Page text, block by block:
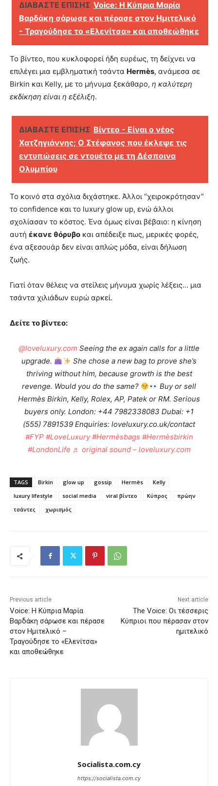
ΔΙΑΒΑΣΤΕ ΕΠΙΣΗΣ Voice: Η Κύπρια Μαρία
Βαρδάκη σάρωσε και πέρασε στον Ημιτελικό
- Τραγούδησε το «Ελενίτσα» και αποθεώθηκε
Το βίντεο, που κυκλοφορεί ήδη ευρέως, τη δείχνει να
επιλέγει μια εμβληματική τσάντα Hermès, ανάμεσα σε
Birkin και Kelly, με το μήνυμα ξεκάθαρο, η καλύτερη
εκδίκηση είναι η εξέλιξη.
ΔΙΑΒΑΣΤΕ ΕΠΙΣΗΣ Βίντεο - Είναι ο νέος
Χατζηγιάννης; Ο Στέφανος που έκλεψε τις
εντυπώσεις σε ντουέτο με τη Δέσποινα
Ολυμπίου
Το κοινό στα σχόλια διχάστηκε. Άλλοι “χειροκρότησαν”
το confidence και το luxury glow up, ενώ άλλοι
σχολίασαν το κόστος. Ένα όμως είναι βέβαιο: η κίνηση
αυτή έκανε θόρυβο και απέδειξε πως, μερικές φορές,
ένα αξεσουάρ δεν είναι απλώς μόδα, είναι δήλωση
ζωής.
Γιατί όταν θέλεις να στείλεις μήνυμα χωρίς λέξεις… μια
τσάντα χιλιάδων ευρώ αρκεί.
Δείτε το βίντεο:
@loveluxury.com Seeing the ex again calls for a little
upgrade.
She chose a new bag to prove she’s
thriving without him, because growth is the best
revenge. Would you do the same?
Buy or sell
Hermès Birkin, Kelly, Rolex, AP, Patek or RM. Serious
buyers only. London: +44 7982338083 Dubai: +1
(555) 7891539 Enquiries: loveluxury.co.uk/contact
#FYP #LoveLuxury #Hermèsbags #Hermèsbirkin
#LondonLife ♬ original sound – loveluxury.com
TAGS Birkin glow up gossip Hermès
Kelly
luxury lifestyle
social media viral βίντεο Κύπρος
πρώην
τσάντες
χωρισμός
Previous article
Voice: Η Κύπρια Μαρία
Βαρδάκη σάρωσε και πέρασε
στον Ημιτελικό –
Τραγούδησε το «Ελενίτσα»
και αποθεώθηκε
Next article
The Voice: Οι τέσσερις
Κύπριοι που πέρασαν στον
ημιτελικό
Socialista.com.cy
https://socialista.com.cy